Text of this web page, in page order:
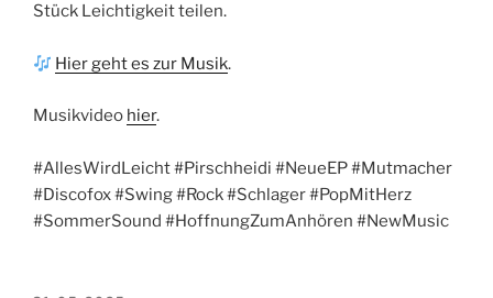
Stück Leichtigkeit teilen.
Hier geht es zur Musik.
Musikvideo hier.
#AllesWirdLeicht #Pirschheidi #NeueEP #Mutmacher
#Discofox #Swing #Rock #Schlager #PopMitHerz
#SommerSound #HoffnungZumAnhören #NewMusic